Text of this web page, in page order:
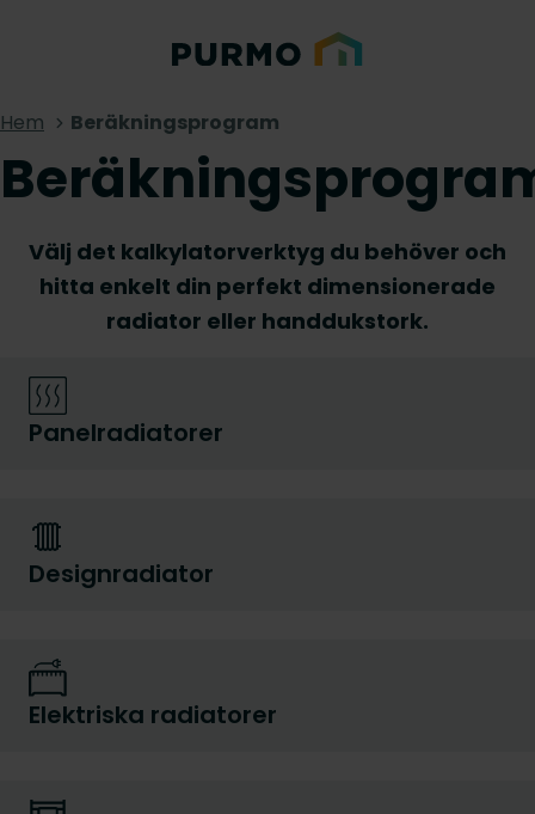
Hem Beräkningsprogram
Välj det kalkylatorverktyg du behöver och
hitta enkelt din perfekt dimensionerade
radiator eller handdukstork.
Panelradiatorer
Designradiator
Elektriska radiatorer